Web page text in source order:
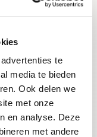
te
media te bieden
Ook delen we
met onze
en analyse. Deze
met andere
en